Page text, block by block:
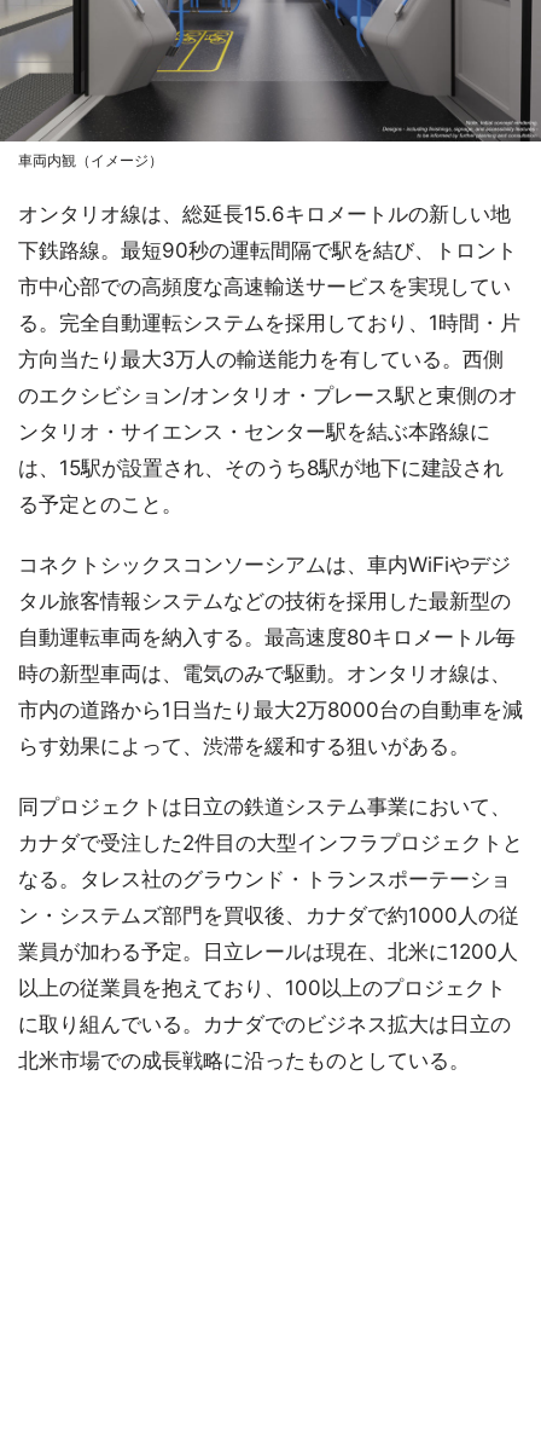
車両内観（イメージ）
オンタリオ線は、総延長15.6キロメートルの新しい地
下鉄路線。最短90秒の運転間隔で駅を結び、トロント
市中心部での高頻度な高速輸送サービスを実現してい
る。完全自動運転システムを採用しており、1時間・片
方向当たり最大3万人の輸送能力を有している。西側
のエクシビション/オンタリオ・プレース駅と東側のオ
ンタリオ・サイエンス・センター駅を結ぶ本路線に
は、15駅が設置され、そのうち8駅が地下に建設され
る予定とのこと。
コネクトシックスコンソーシアムは、車内WiFiやデジ
タル旅客情報システムなどの技術を採用した最新型の
自動運転車両を納入する。最高速度80キロメートル毎
時の新型車両は、電気のみで駆動。オンタリオ線は、
市内の道路から1日当たり最大2万8000台の自動車を減
らす効果によって、渋滞を緩和する狙いがある。
同プロジェクトは日立の鉄道システム事業において、
カナダで受注した2件目の大型インフラプロジェクトと
なる。タレス社のグラウンド・トランスポーテーショ
ン・システムズ部門を買収後、カナダで約1000人の従
業員が加わる予定。日立レールは現在、北米に1200人
以上の従業員を抱えており、100以上のプロジェクト
に取り組んでいる。カナダでのビジネス拡大は日立の
北米市場での成長戦略に沿ったものとしている。